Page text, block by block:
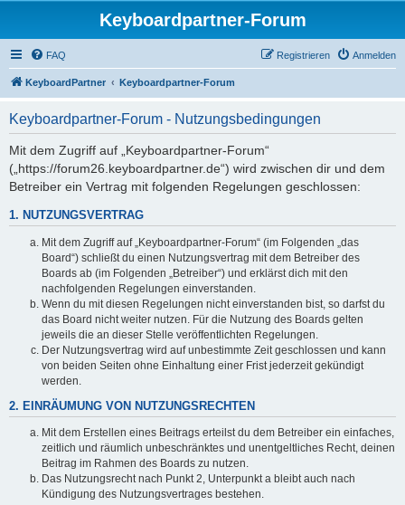
Keyboardpartner-Forum
FAQ Anmelden
Registrieren
KeyboardPartner Keyboardpartner-Forum
Keyboardpartner-Forum - Nutzungsbedingungen
Mit dem Zugriff auf „Keyboardpartner-Forum“
(„https://forum26.keyboardpartner.de“) wird zwischen dir und dem
Betreiber ein Vertrag mit folgenden Regelungen geschlossen:
1. NUTZUNGSVERTRAG
Mit dem Zugriff auf „Keyboardpartner-Forum“ (im Folgenden „das
Board“) schließt du einen Nutzungsvertrag mit dem Betreiber des
Boards ab (im Folgenden „Betreiber“) und erklärst dich mit den
nachfolgenden Regelungen einverstanden.
Wenn du mit diesen Regelungen nicht einverstanden bist, so darfst du
das Board nicht weiter nutzen. Für die Nutzung des Boards gelten
jeweils die an dieser Stelle veröffentlichten Regelungen.
Der Nutzungsvertrag wird auf unbestimmte Zeit geschlossen und kann
von beiden Seiten ohne Einhaltung einer Frist jederzeit gekündigt
werden.
2. EINRÄUMUNG VON NUTZUNGSRECHTEN
Mit dem Erstellen eines Beitrags erteilst du dem Betreiber ein einfaches,
zeitlich und räumlich unbeschränktes und unentgeltliches Recht, deinen
Beitrag im Rahmen des Boards zu nutzen.
Das Nutzungsrecht nach Punkt 2, Unterpunkt a bleibt auch nach
Kündigung des Nutzungsvertrages bestehen.